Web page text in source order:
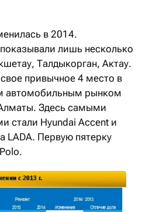
в 2014.
лишь несколько
Талдыкорган, Актау.
привычное 4 место в
автомобильным рынком
Здесь самыми
стали Hyundai Accent и
LADA. Первую пятерку